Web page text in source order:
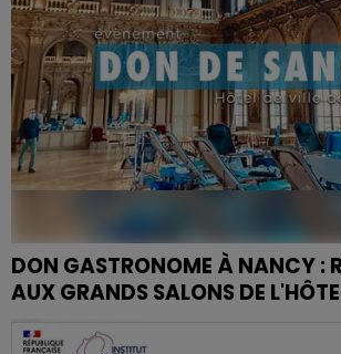
DON GASTRONOME À NANCY :
AUX GRANDS SALONS DE
Un don du sang dans un cadre